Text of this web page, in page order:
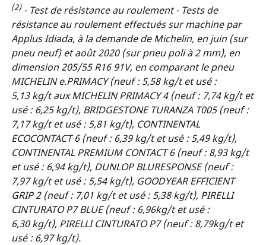
(2)- Test de résistance au roulement - Tests de
résistance au roulement effectués sur machine par
Applus Idiada, à la demande de Michelin, en juin (sur
pneu neuf) et août 2020 (sur pneu poli à 2 mm), en
dimension 205/55 R16 91V, en comparant le pneu
MICHELIN e.PRIMACY (neuf : 5,58 kg/t et usé :
5,13 kg/t aux MICHELIN PRIMACY 4 (neuf : 7,74 kg/t et
usé : 6,25 kg/t), BRIDGESTONE TURANZA T005 (neuf :
7,17 kg/t et usé : 5,81 kg/t), CONTINENTAL
ECOCONTACT 6 (neuf : 6,39 kg/t et usé : 5,49 kg/t),
CONTINENTAL PREMIUM CONTACT 6 (neuf : 8,93 kg/t
et usé : 6,94 kg/t), DUNLOP BLURESPONSE (neuf :
7,97 kg/t et usé : 5,54 kg/t), GOODYEAR EFFICIENT
GRIP 2 (neuf : 7,01 kg/t et usé : 5,38 kg/t), PIRELLI
CINTURATO P7 BLUE (neuf : 6,96kg/t et usé :
6,30 kg/t), PIRELLI CINTURATO P7 (neuf : 8,79kg/t et
usé : 6,97 kg/t).